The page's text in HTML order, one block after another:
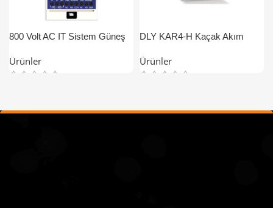
800 Volt AC IT Sistem Güneş
Kontrol, İzleme ve Koruma
Cihazı
Ürünler
DLY KAR4-H Kaçak Akım
Ürünler